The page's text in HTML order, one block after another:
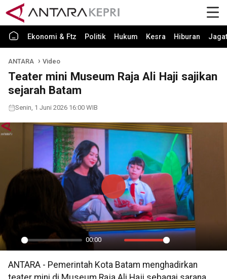
Ekonomi & Ftz Politik Hukum Kesra Hiburan Jagat
ANTARA Video
Teater mini Museum Raja Ali Haji sajikan
sejarah Batam
Senin, 1 Juni 2026 16:00 WIB
Play
00:00
Mute Settings
PIP
Play
ANTARA - Pemerintah Kota Batam menghadirkan